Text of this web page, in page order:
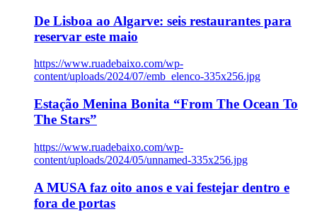
De Lisboa ao Algarve: seis restaurantes para
reservar este maio
https://www.ruadebaixo.com/wp-
content/uploads/2024/07/emb_elenco-335x256.jpg
Estação Menina Bonita “From The Ocean To
The Stars”
https://www.ruadebaixo.com/wp-
content/uploads/2024/05/unnamed-335x256.jpg
A MUSA faz oito anos e vai festejar dentro e
fora de portas